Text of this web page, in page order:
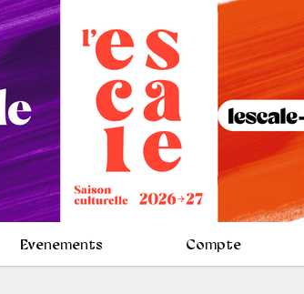
Evenements Compte